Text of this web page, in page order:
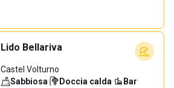
Lido Bellariva
Castel Volturno
Sabbiosa· Doccia calda· Bar·